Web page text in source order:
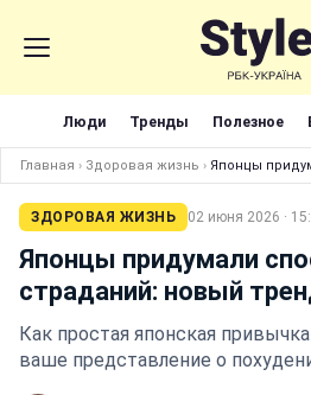
Люди Тренды Полезное
Главная › Здоровая жизнь › Японцы
ЗДОРОВАЯ ЖИЗНЬ 02 июня 2026 ·
Японцы придумали
страданий: новый
Как простая японская
ваше представление о